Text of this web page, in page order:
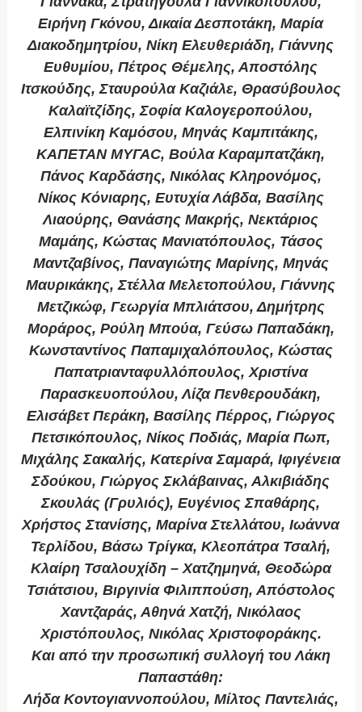
Ειρήνη Γκόνου, Δικαία Δεσποτάκη, Μαρία
Διακοδημητρίου, Νίκη Ελευθεριάδη, Γιάννης
Ευθυμίου, Πέτρος Θέμελης, Αποστόλης
Ιτσκούδης, Σταυρούλα Καζιάλε, Θρασύβουλος
Καλαϊτζίδης, Σοφία Καλογεροπούλου,
Ελπινίκη Καμόσου, Μηνάς Καμπιτάκης,
ΚΑΠΕΤΑΝ ΜΥΓΑC, Βούλα Καραμπατζάκη,
Πάνος Καρδάσης, Νικόλας Κληρονόμος,
Νίκος Κόνιαρης, Ευτυχία Λάβδα, Βασίλης
Λιαούρης, Θανάσης Μακρής, Νεκτάριος
Μαμάης, Κώστας Μανιατόπουλος, Τάσος
Μαντζαβίνος, Παναγιώτης Μαρίνης, Μηνάς
Μαυρικάκης, Στέλλα Μελετοπούλου, Γιάννης
Μετζικώφ, Γεωργία Μπλιάτσου, Δημήτρης
Μοράρος, Ρούλη Μπούα, Γεύσω Παπαδάκη,
Κωνσταντίνος Παπαμιχαλόπουλος, Κώστας
Παπατριανταφυλλόπουλος, Χριστίνα
Παρασκευοπούλου, Λίζα Πενθερουδάκη,
Ελισάβετ Περάκη, Βασίλης Πέρρος, Γιώργος
Πετσικόπουλος, Νίκος Ποδιάς, Μαρία Πωπ,
Μιχάλης Σακαλής, Κατερίνα Σαμαρά, Ιφιγένεια
Σδούκου, Γιώργος Σκλάβαινας, Αλκιβιάδης
Σκουλάς (Γρυλιός), Ευγένιος Σπαθάρης,
Χρήστος Στανίσης, Μαρίνα Στελλάτου, Ιωάννα
Τερλίδου, Βάσω Τρίγκα, Κλεοπάτρα Τσαλή,
Κλαίρη Τσαλουχίδη – Χατζημηνά, Θεοδώρα
Τσιάτσιου, Βιργινία Φιλιππούση, Απόστολος
Χαντζαράς, Αθηνά Χατζή, Νικόλαος
Χριστόπουλος, Νικόλας Χριστοφοράκης.
Και από την προσωπική συλλογή του Λάκη
Παπαστάθη:
Λήδα Κοντογιαννοπούλου, Μίλτος Παντελιάς,